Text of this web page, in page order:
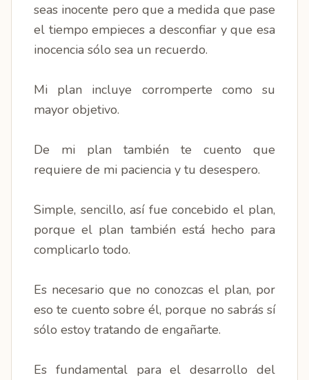
seas inocente pero que a medida que pase
el tiempo empieces a desconfiar y que esa
inocencia sólo sea un recuerdo.
Mi plan incluye corromperte como su
mayor objetivo.
De mi plan también te cuento que
requiere de mi paciencia y tu desespero.
Simple, sencillo, así fue concebido el plan,
porque el plan también está hecho para
complicarlo todo.
Es necesario que no conozcas el plan, por
eso te cuento sobre él, porque no sabrás sí
sólo estoy tratando de engañarte.
Es fundamental para el desarrollo del